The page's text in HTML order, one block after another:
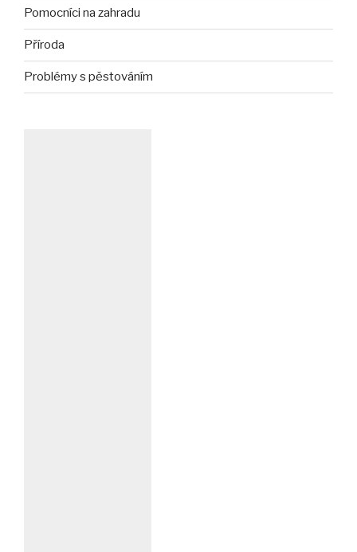
Pomocníci na zahradu
Příroda
Problémy s pěstováním